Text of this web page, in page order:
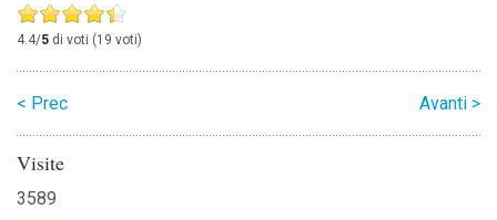
4.4/5 di voti (19 voti)
< Prec Avanti >
Visite
3589